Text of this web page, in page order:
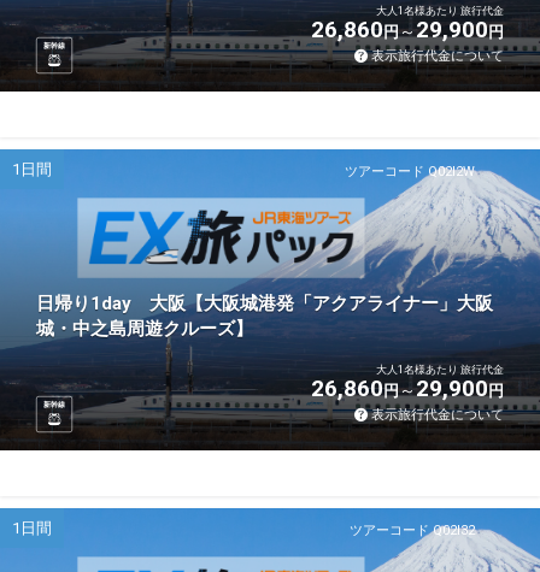
新幹線
大人1名様あたり 旅行代金
26,860円 29,900円
表示旅行代金について
ツアーコード Q02I2W
1日間
日帰り1day 大阪【大阪城港発「アクアライナー」大阪
城・中之島周遊クルーズ】
新幹線
大人1名様あたり 旅行代金
26,860円 29,900円
表示旅行代金について
ツアーコード Q02I32
1日間